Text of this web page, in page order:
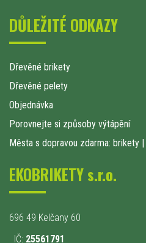
DŮLEŽITÉ ODKAZY
Dřevěné brikety
Dřevěné pelety
Objednávka
Porovnejte si způsoby výtápění
Města s dopravou zdarma: brikety |
EKOBRIKETY s.r.o.
696 49 Kelčany 60
IČ: 25561791